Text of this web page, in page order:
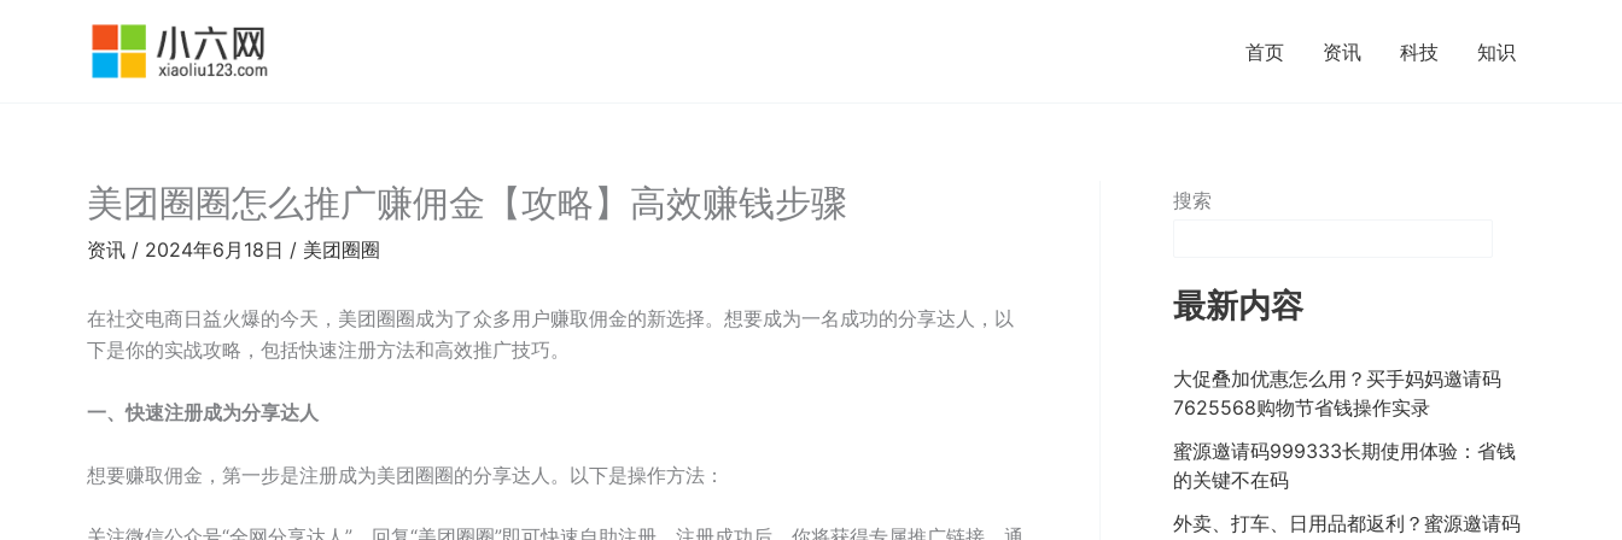
首页 资讯 科技 知识
美团圈圈怎么推广赚佣金【攻略】高效赚钱步骤
资讯 / 2024年6月18日 / 美团圈圈
在社交电商日益火爆的今天，美团圈圈成为了众多用户赚取佣金的新选择。想要成为一名成功的分享达人，以
下是你的实战攻略，包括快速注册方法和高效推广技巧。
一、快速注册成为分享达人
想要赚取佣金，第一步是注册成为美团圈圈的分享达人。以下是操作方法：
搜索
最新内容
大促叠加优惠怎么用？买手妈妈邀请码
7625568购物节省钱操作实录
蜜源邀请码999333长期使用体验：省钱
的关键不在码
外卖、打车、日用品都返利？蜜源邀请码